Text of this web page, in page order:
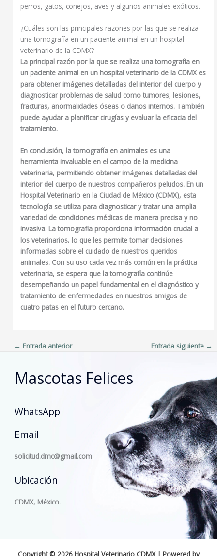
perros, gatos, conejos, aves y algunos animales exóticos.
¿Cuáles son las principales razones por las que se realiza
una tomografía en un paciente animal en un hospital
veterinario de la CDMX?
La principal razón por la que se realiza una tomografía en
un paciente animal en un hospital veterinario de la CDMX es
para obtener imágenes detalladas del interior del cuerpo y
diagnosticar problemas de salud como tumores, lesiones,
fracturas, anormalidades óseas o daños internos. También
puede ayudar a planificar cirugías y evaluar la eficacia del
tratamiento.
En conclusión, latomografía en animales es una
herramienta invaluable en el campo de la medicina
veterinaria, permitiendo obtener imágenes detalladas del
interior del cuerpo de nuestros compañeros peludos. En un
Hospital Veterinario en la Ciudad de México (CDMX), esta
tecnología se utiliza para diagnosticar y tratar una amplia
variedad de condiciones médicas de manera precisa y no
invasiva. La tomografía proporciona información crucial a
los veterinarios, lo que les permite tomar decisiones
informadas sobre el cuidado de nuestros queridos
animales. Con su uso cada vez más común en la práctica
veterinaria, se espera que la tomografía continúe
desempeñando un papel fundamental en el diagnóstico y
tratamiento de enfermedades en nuestros amigos de
cuatro patas en el futuro cercano.
← Entrada anterior Entrada siguiente →
Mascotas Felices
WhatsApp
Email
solicitud.dmc@gmail.com
Ubicación
CDMX, México.
Copyright © 2026 Hospital Veterinario CDMX | Powered by